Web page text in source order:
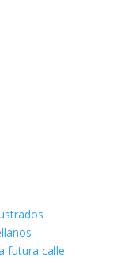
futura calle